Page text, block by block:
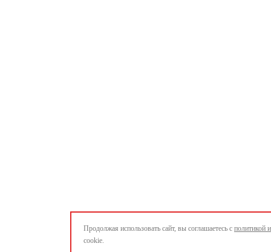
Продолжая использовать сайт, вы соглашаетесь с политикой
cookie.